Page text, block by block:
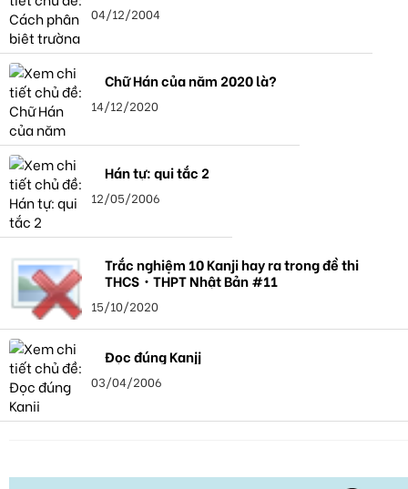
04/12/2004
Chữ Hán của năm 2020 là?
14/12/2020
Hán tự: qui tắc 2
12/05/2006
Trắc nghiệm 10 Kanji hay ra trong đề thi
THCS・THPT Nhật Bản #11
15/10/2020
Đọc đúng Kanjj
03/04/2006